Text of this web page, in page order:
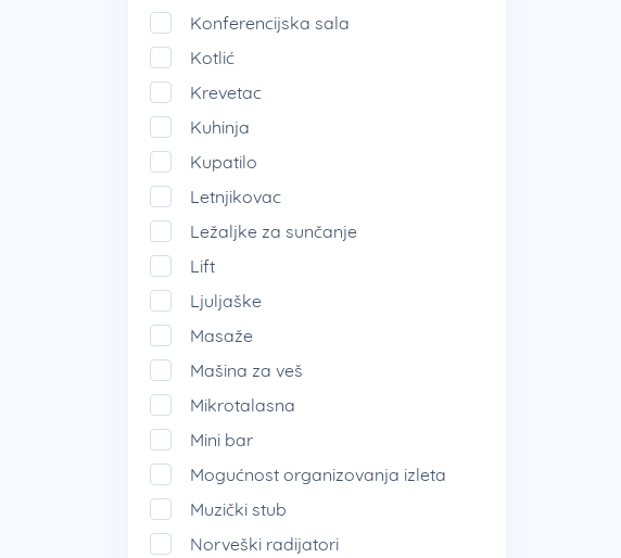
Konferencijska sala
Kotlić
Krevetac
Kuhinja
Kupatilo
Letnjikovac
Ležaljke za sunčanje
Lift
Ljuljaške
Masaže
Mašina za veš
Mikrotalasna
Mini bar
Mogućnost organizovanja izleta
Muzički stub
Norveški radijatori